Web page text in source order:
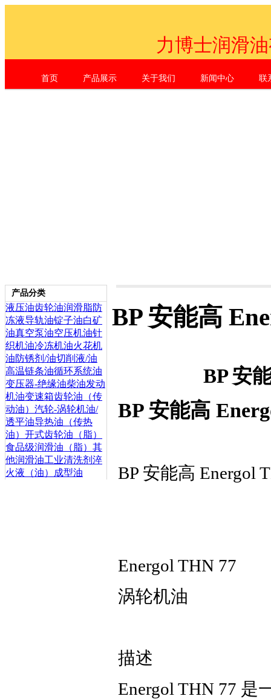
力博士润滑
Shenzhen Li Dr. Industrial Co.,
首页 产品展示 关于我们 新闻中心 联
产品分类
液压油齿轮油润滑脂防
冻液导轨油锭子油白矿
油真空泵油空压机油针
织机油冷冻机油火花机
油防锈剂/油切削液/油
高温链条油循环系统油
变压器-绝缘油柴油发动
机油变速箱齿轮油（传
动油） 汽轮-涡轮机油/
透平油导热油（传热
油） 开式齿轮油（脂）
食品级润滑油（脂） 其
他润滑油工业清洗剂 淬
火液（油）
成型油
BP 安能高
BP 安
BP 安能高
BP 安能高 Energol
Energol THN 77
涡轮机油
描述
Energol THN 77 是